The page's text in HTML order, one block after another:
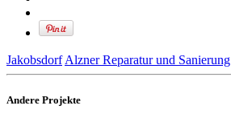
Jakobsdorf Alzner Reparatur und Sanierung
Andere Projekte